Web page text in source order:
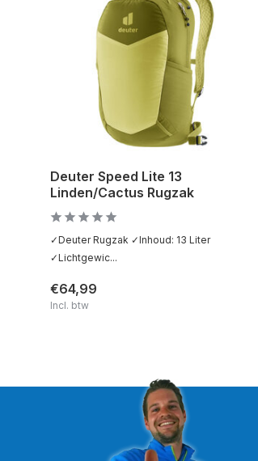
Deuter Speed Lite 13
Linden/Cactus Rugzak
✓Deuter Rugzak ✓Inhoud: 13 Liter
✓Lichtgewic...
€64,99
Incl. btw